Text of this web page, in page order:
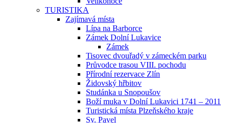
TURISTIKA
Zajímavá místa
Lípa na Barborce
Zámek Dolní Lukavice
Zámek
Tisovec dvouřadý v zámeckém parku
Průvodce trasou VIII. pochodu
Přírodní rezervace Zlín
Židovský hřbitov
Studánka u Snopoušov
Boží muka v Dolní Lukavici 1741 – 2011
Turistická místa Plzeňského kraje
Sv. Pavel